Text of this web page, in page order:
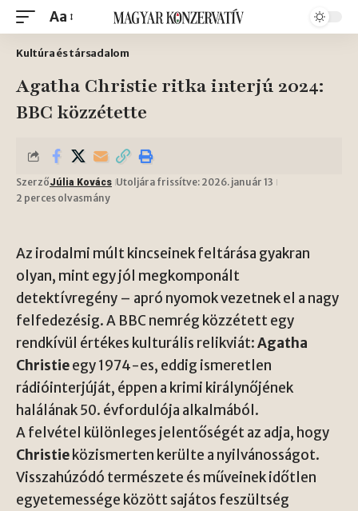
Aa
Kultúra és társadalom
Agatha Christie ritka interjú 2024:
BBC közzétette
SzerzőJúlia Kovács Utoljára frissítve: 2026. január 13
2 perces olvasmány
Az irodalmi múlt kincseinek feltárása gyakran
olyan, mint egy jól megkomponált
detektívregény – apró nyomok vezetnek el a nagy
felfedezésig. A BBC nemrég közzétett egy
rendkívül értékes kulturális relikviát:Agatha
Christieegy 1974-es, eddig ismeretlen
rádióinterjúját, éppen a krimi királynőjének
halálának 50. évfordulója alkalmából.
A felvétel különleges jelentőségét az adja, hogy
Christie közismerten kerülte a nyilvánosságot.
Visszahúzódó természete és műveinek időtlen
egyetemessége között sajátos feszültség